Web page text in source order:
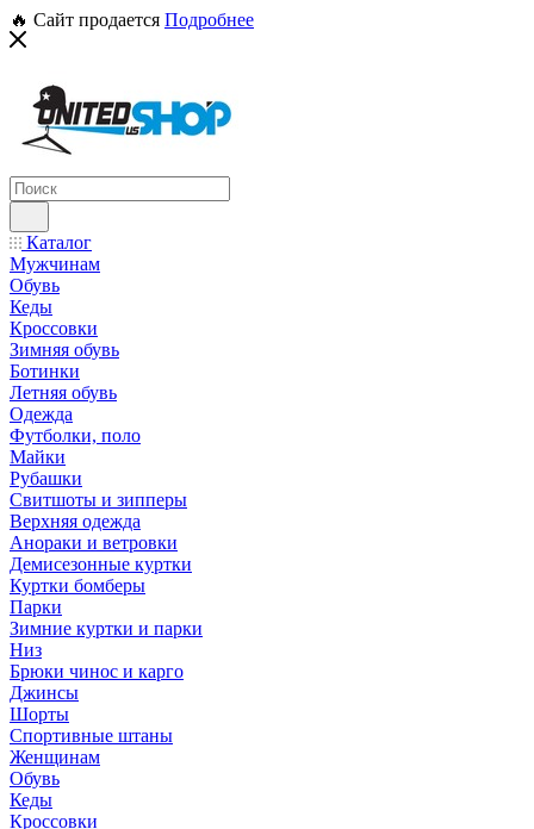
🔥 Сайт продается Подробнее
Каталог
Мужчинам
Обувь
Кеды
Кроссовки
Зимняя обувь
Ботинки
Летняя обувь
Одежда
Футболки, поло
Майки
Рубашки
Свитшоты и зипперы
Верхняя одежда
Анораки и ветровки
Демисезонные куртки
Куртки бомберы
Парки
Зимние куртки и парки
Низ
Брюки чинос и карго
Джинсы
Шорты
Спортивные штаны
Женщинам
Обувь
Кеды
Кроссовки